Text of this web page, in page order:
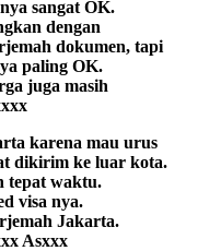
sangat OK.
dengan
dokumen, tapi
paling OK.
juga masih
karena mau urus
dikirim ke luar kota.
tepat waktu.
visa nya.
Jakarta.
Asxxx